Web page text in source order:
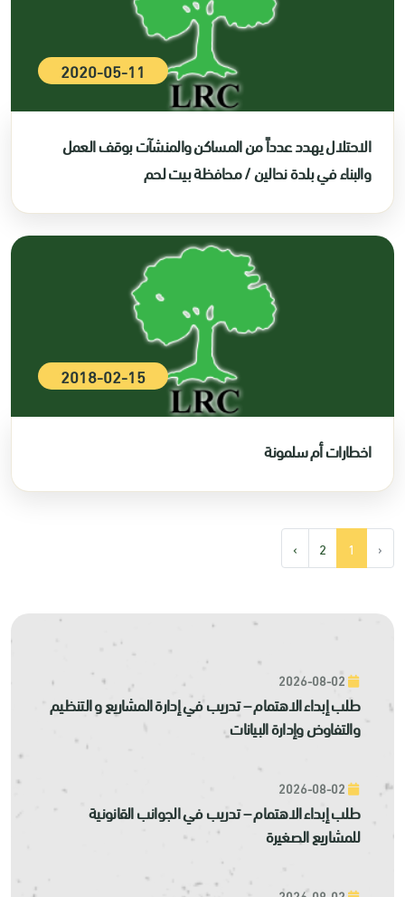
2020-05-11
الاحتلال يهدد عدداً من المساكن والمنشآت بوقف العمل
والبناء في بلدة نحالين / محافظة بيت لحم
2018-02-15
اخطارات أم سلمونة
‹
1
2
›
طلب إبداء الاهتمام – تدريب في إدارة المشاريع و التنظيم
والتفاوض وإدارة البيانات
طلب إبداء الاهتمام – تدريب في الجوانب القانونية
للمشاريع الصغيرة